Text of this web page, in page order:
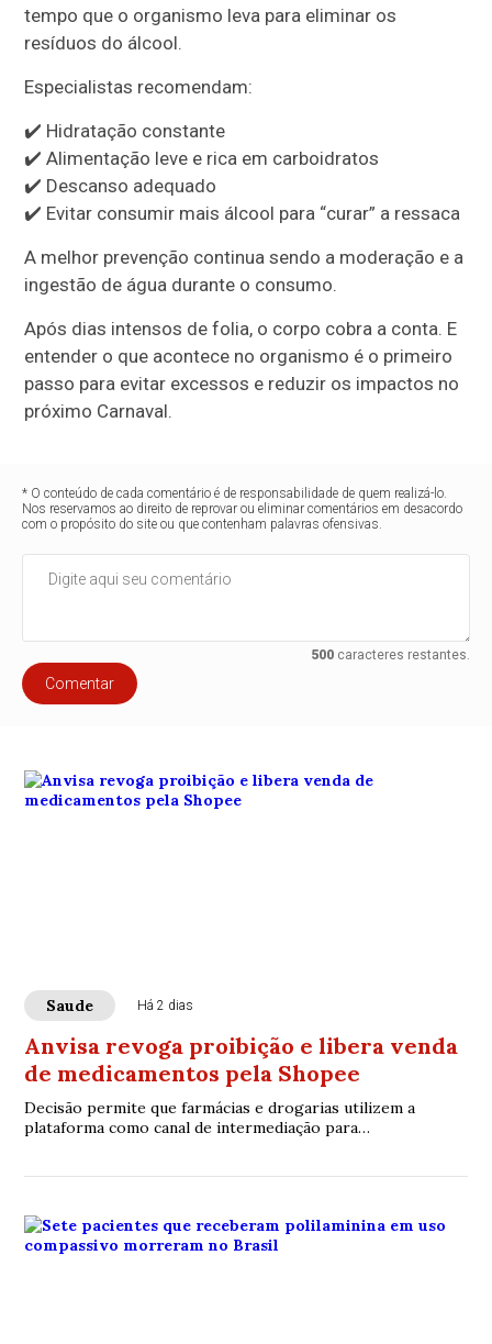
tempo que o organismo leva para eliminar os
resíduos do álcool.
Especialistas recomendam:
✔️ Hidratação constante
✔️ Alimentação leve e rica em carboidratos
✔️ Descanso adequado
✔️ Evitar consumir mais álcool para “curar” a ressaca
A melhor prevenção continua sendo a moderação e a
ingestão de água durante o consumo.
Após dias intensos de folia, o corpo cobra a conta. E
entender o que acontece no organismo é o primeiro
passo para evitar excessos e reduzir os impactos no
próximo Carnaval.
* O conteúdo de cada comentário é de responsabilidade de quem realizá-lo.
Nos reservamos ao direito de reprovar ou eliminar comentários em desacordo
com o propósito do site ou que contenham palavras ofensivas.
500caracteres restantes.
Comentar
Saude Há 2 dias
Anvisa revoga proibição e libera venda
de medicamentos pela Shopee
Decisão permite que farmácias e drogarias utilizem a
plataforma como canal de intermediação para